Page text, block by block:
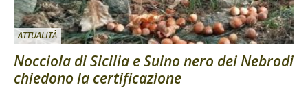
ATTUALITÀ
Nocciola di Sicilia e Suino nero dei Nebrodi
chiedono la certificazione